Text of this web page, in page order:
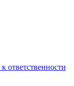
ответственности